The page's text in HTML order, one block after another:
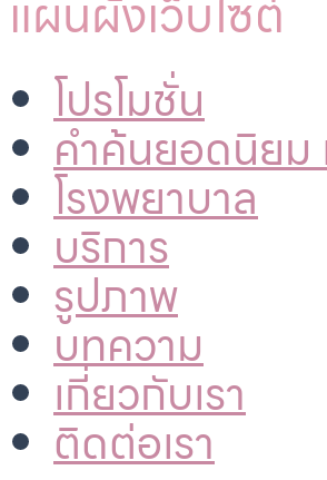
แผนผังเว็บไซต์
โปรโมชั่น
คำค้นยอดนิยม
โรงพยาบาล
บริการ
รูปภาพ
บทความ
เกี่ยวกับเรา
ติดต่อเรา